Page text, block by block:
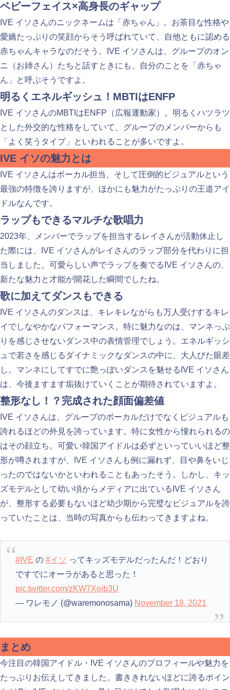
ベビーフェイス×高身長のギャップ
IVE イソさんのニックネームは「赤ちゃん」。お茶目な性格や
愛嬌たっぷりの笑顔からそう呼ばれていて、自他ともに認める
赤ちゃんキャラなのだそう。IVE イソさんは、グループのオン
ニ（お姉さん）たちと話すときにも、自分のことを「赤ちゃ
ん」と呼ぶそうですよ。
明るくエネルギッシュ！MBTIはENFP
IVE イソさんのMBTIはENFP（広報運動家）。明るくハツラツ
とした外交的な性格をしていて、グループのメンバーからも
「よく笑うタイプ」といわれることが多いですよ。
IVE イソの魅力とは
IVE イソさんはボーカル担当、そして圧倒的ビジュアルという
最強の特徴を誇りますが、ほかにも魅力がたっぷりの王道アイ
ドルなんです。
ラップもできるマルチな歌唱力
2023年、メンバーでラップを担当するレイさんが活動休止し
た際には、IVE イソさんがレイさんのラップ部分を代わりに担
当しました。可愛らしい声でラップを奏でるIVE イソさんの、
新たな魅力と才能が開花した瞬間でしたね。
歌に加えてダンスもできる
IVE イソさんのダンスは、キレキレながらも万人受けするキレ
イでしなやかなパフォーマンス。特に魅力なのは、マンネっぷ
りを感じさせないダンス中の表情管理でしょう。エネルギッシ
ュで若さを感じるダイナミックなダンスの中に、大人びた眼差
し。マンネにしてすでに艶っぽいダンスを魅せるIVE イソさん
は、今後ますます垢抜けていくことが期待されていますよ。
整形なし！？完成された顔面偏差値
IVE イソさんは、グループのボーカルだけでなくビジュアルも
誇れるほどの外見を誇っています。特に女性から憧れられるの
はその顔立ち。可愛い韓国アイドルは必ずといっていいほど整
形が噂されますが、IVE イソさんも例に漏れず、目や鼻をいじ
ったのではないかといわれることもあったそう。しかし、キッ
ズモデルとして幼い頃からメディアに出ているIVE イソさん
が、整形する必要もないほど幼少期から完璧なビジュアルを誇
っていたことは、当時の写真からも伝わってきますよね。
#IVE の #イソ ってキッズモデルだったんだ！どおり
ですでにオーラがあると思った！
pic.twitter.com/zKW7Xojb3U
— ワレモノ (@waremonosama) November 18, 2021
まとめ
今注目の韓国アイドル・IVE イソさんのプロフィールや魅力を
たっぷりお伝えしてきました。書ききれないほどに誇るポイン